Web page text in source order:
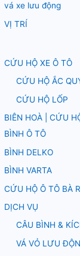
vá xe lưu động
VỊ TRÍ
CỨU HỘ XE Ô TÔ
CỨU HỘ ẮC
CỨU HỘ LỐP
BIÊN HOÀ | CỨU
BÌNH Ô TÔ
BÌNH DELKO
BÌNH VARTA
CỨU HỘ Ô TÔ BÀ
DỊCH VỤ
CÂU BÌNH &
VÁ VỎ LƯU